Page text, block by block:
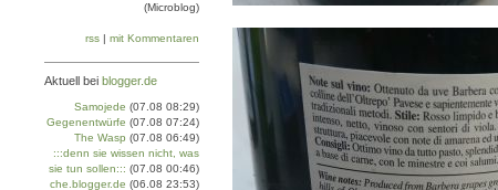
(Microblog)
rss | mit Kommentaren
Aktuell bei blogger.de
Samojede (07.08 08:29)
Gegenentwürfe (07.08 07:24)
The Wasp (07.08 06:49)
:::denn sie wissen nicht, was
sie tun sollen::: (07.08 00:46)
che.blogger.de (06.08 23:53)